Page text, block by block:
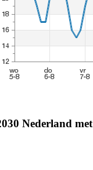
Nederland